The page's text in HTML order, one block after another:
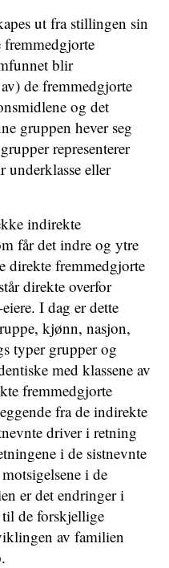
ut fra stillingen sin
blir
de fremmedgjorte
og det
gruppen hever seg
representerer
underklasse eller
indirekte
får det indre og ytre
direkte fremmedgjorte
direkte overfor
I dag er dette
kjønn, nasjon,
typer grupper og
med klassene av
fremmedgjorte
fra de indirekte
driver i retning
i de sistnevnte
i de
er det endringer i
de forskjellige
av familien